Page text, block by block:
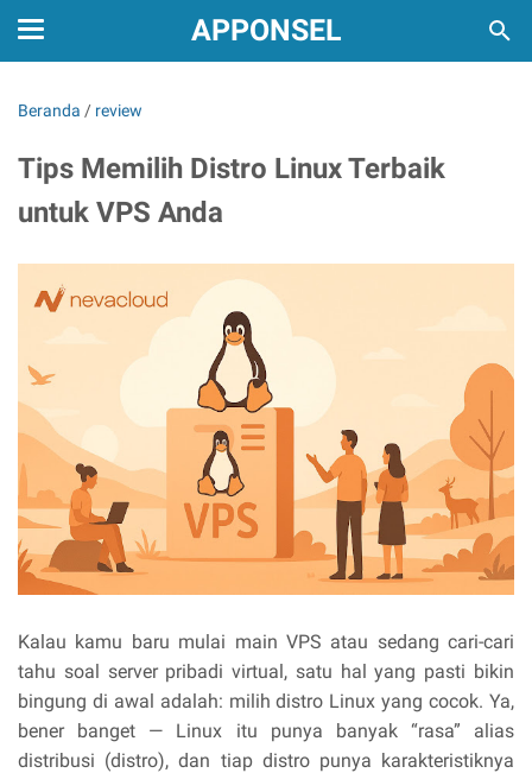
APPONSEL
Beranda / review
Tips Memilih Distro Linux Terbaik
untuk VPS Anda
Kalau kamu baru mulai main VPS atau sedang cari-cari
tahu soal server pribadi virtual, satu hal yang pasti bikin
bingung di awal adalah: milih distro Linux yang cocok. Ya,
bener banget — Linux itu punya banyak “rasa” alias
distribusi (distro), dan tiap distro punya karakteristiknya